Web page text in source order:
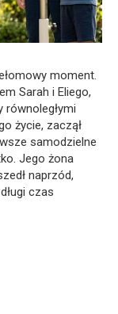
moment.
Sarah i Eliego,
równoległymi
życie, zaczął
samodzielne
Jego żona
naprzód,
czas